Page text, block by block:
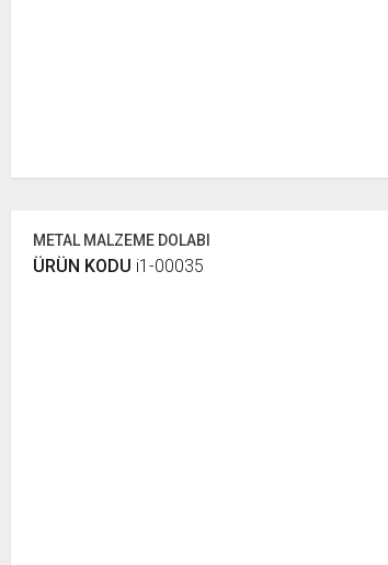
METAL MALZEME DOLABI
ÜRÜN KODU i1-00035